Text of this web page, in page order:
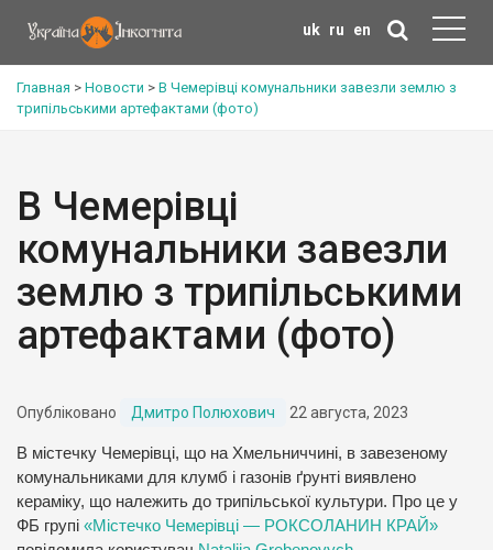
uk ru en
Главная > Новости > В Чемерівці комунальники завезли землю з
трипільськими артефактами (фото)
В Чемерівці
комунальники завезли
землю з трипільськими
артефактами (фото)
Опубліковано Дмитро Полюхович 22 августа, 2023
В містечку Чемерівці, що на Хмельниччині, в завезеному
комунальниками для клумб і газонів ґрунті виявлено
кераміку, що належить до трипільської культури. Про це у
ФБ групі «Містечко Чемерівці — РОКСОЛАНИН КРАЙ»